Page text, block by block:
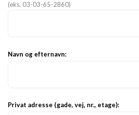
(eks. 03-03-65-2860)
Navn og efternavn:
Privat adresse (gade, vej, nr., etage):